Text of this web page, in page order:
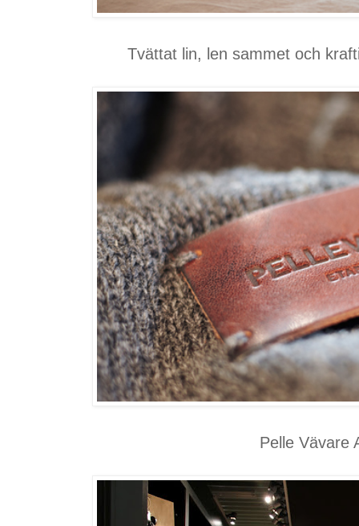
Tvättat lin, len sammet och
Pelle Vävare